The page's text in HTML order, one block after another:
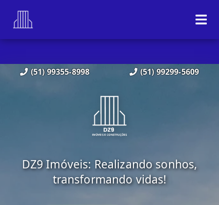
(51) 99355-8998 (51) 99299-5609
DZ9 Imóveis: Realizando sonhos,
transformando vidas!